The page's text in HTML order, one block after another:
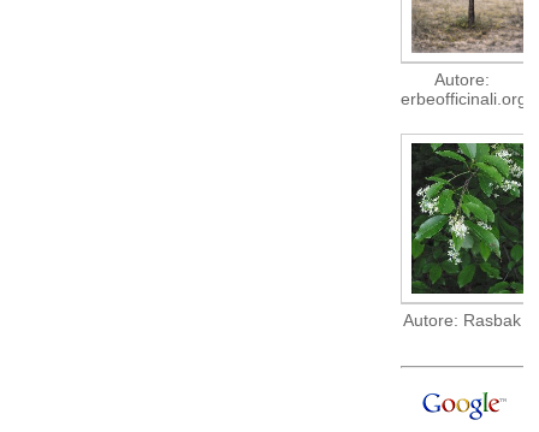
Autore:
erbeofficinali.org
Autore: Rasbak